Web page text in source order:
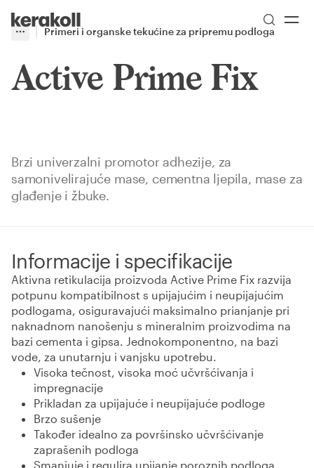
Go to Homepage
More
Toggle menu
Primeri i organske tekućine za pripremu podloga
Active Prime Fix
Brzi univerzalni promotor adhezije, za
samonivelirajuće mase, cementna ljepila, mase za
glađenje i žbuke.
Informacije i specifikacije
Aktivna retikulacija proizvoda Active Prime Fix razvija
potpunu kompatibilnost s upijajućim i neupijajućim
podlogama, osiguravajući maksimalno prianjanje pri
naknadnom nanošenju s mineralnim proizvodima na
bazi cementa i gipsa. Jednokomponentno, na bazi
vode, za unutarnju i vanjsku upotrebu.
Visoka tečnost, visoka moć učvršćivanja i
impregnacije
Prikladan za upijajuće i neupijajuće podloge
Brzo sušenje
Također idealno za površinsko učvršćivanje
zaprašenih podloga
Smanjuje i regulira upijanje poroznih podloga